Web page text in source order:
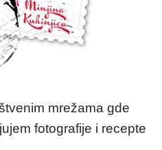
mrežama gde
fotografije i recepte